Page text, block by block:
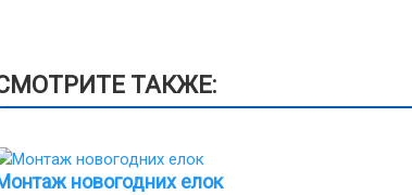
ТАКЖЕ:
новогодних елок